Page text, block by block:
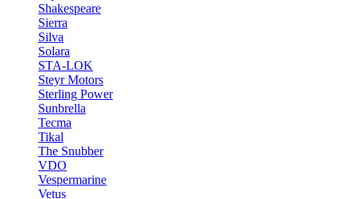
Shakespeare
Sierra
Silva
Solara
STA-LOK
Steyr Motors
Sterling Power
Sunbrella
Tecma
Tikal
The Snubber
VDO
Vespermarine
Vetus